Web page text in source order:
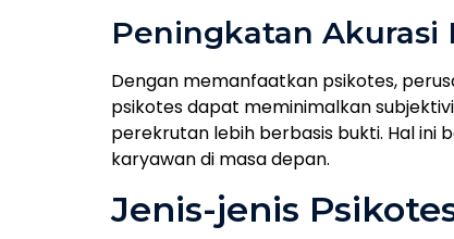
Peningkatan
Dengan memanfaatkan psikotes,
psikotes dapat meminimalkan
perekrutan lebih berbasis bukti. Hal
karyawan di masa depan.
Jenis-jenis